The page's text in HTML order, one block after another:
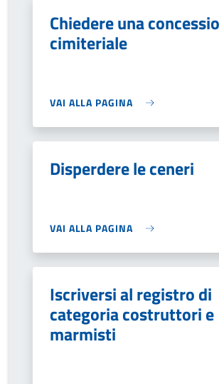
Chiedere una
cimiteriale
VAI ALLA PAGINA
Disperdere le ceneri
VAI ALLA PAGINA
Iscriversi al registro di
categoria costruttori e
marmisti